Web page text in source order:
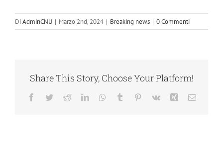
DiAdminCNU | Marzo 2nd, 2024 | Breaking news | 0 Commenti
Share This Story, Choose Your Platform!
Facebook
TwitterRedditLinkedInWhatsApp
Tumblr Pinterest
Vk Xing Email